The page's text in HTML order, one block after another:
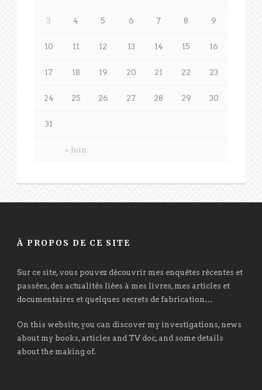
« Juin
3 4 5 6 7 8 9
10 11 12 13 14 15 16
17 18 19 20 21 22 23
24 25 26 27 28 29 30
31
À PROPOS DE CE SITE
Sur ce site, vous pouvez découvrir mes enquêtes récentes et
passées, des actualités liées à mes livres, mes articles et
documentaires et quelques secrets de fabrication…
On this website, you can discover my investigations, news
about my books, articles and TV doc, and some details
about the making of.